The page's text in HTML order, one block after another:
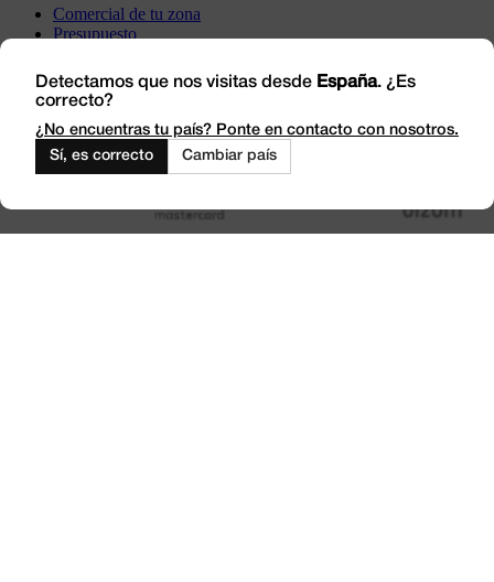
Comercial de tu zona
Presupuesto
Visítanos
Trabaja con Nosotros
Outlet
Detectamos que nos visitas desde España. ¿Es
correcto?
¿No encuentras tu país? Ponte en contacto con nosotros.
Sí, es correcto
Cambiar país